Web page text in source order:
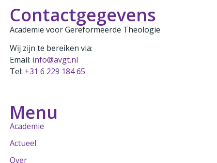
Contactgegevens
Academie voor Gereformeerde Theologie
Wij zijn te bereiken via:
Email: info@avgt.nl
Tel: +31 6 229 184 65
Menu
Academie
Actueel
Over